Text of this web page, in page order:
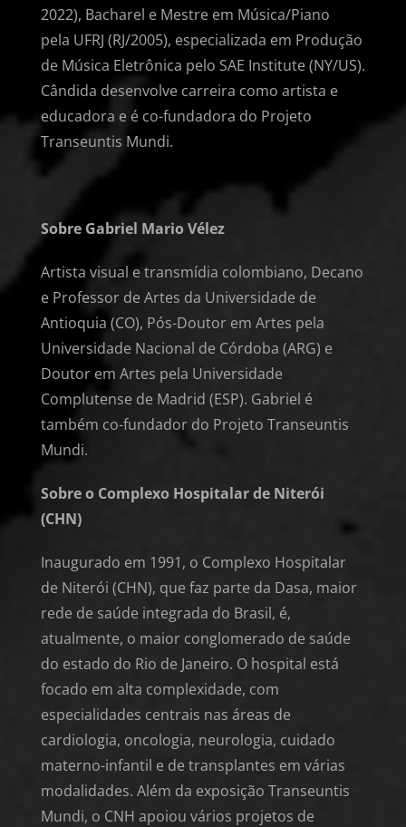
2022), Bacharel e Mestre em Música/Piano
pela UFRJ (RJ/2005), especializada em Produção
de Música Eletrônica pelo SAE Institute (NY/US).
Cândida desenvolve carreira como artista e
educadora e é co-fundadora do Projeto
Transeuntis Mundi.
Sobre Gabriel Mario Vélez
Artista visual e transmídia colombiano, Decano
e Professor de Artes da Universidade de
Antioquia (CO), Pós-Doutor em Artes pela
Universidade Nacional de Córdoba (ARG) e
Doutor em Artes pela Universidade
Complutense de Madrid (ESP). Gabriel é
também co-fundador do Projeto Transeuntis
Mundi.
Sobre o Complexo Hospitalar de Niterói
(CHN)
Inaugurado em 1991, o Complexo Hospitalar
de Niterói (CHN), que faz parte da Dasa, maior
rede de saúde integrada do Brasil, é,
atualmente, o maior conglomerado de saúde
do estado do Rio de Janeiro. O hospital está
focado em alta complexidade, com
especialidades centrais nas áreas de
cardiologia, oncologia, neurologia, cuidado
materno-infantil e de transplantes em várias
modalidades. Além da exposição Transeuntis
Mundi, o CNH apoiou vários projetos de